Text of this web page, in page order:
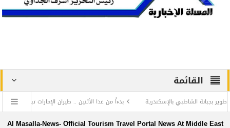
القائمة
الشاطبي بالإسكندرية
بدءاً من غدا الأثنين .. طيران الإمارات تبدأ في استخدام
عن الحضارة ترفض الرد المستفز لبطلة كليوباترا وتصدر بيانها الثاني
Al Masalla-News- Official Tourism Travel Portal News At Middle East